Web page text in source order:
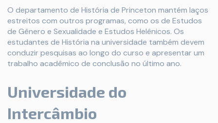
O departamento de História de Princeton mantém laços
estreitos com outros programas, como os de Estudos
de Gênero e Sexualidade e Estudos Helênicos. Os
estudantes de História na universidade também devem
conduzir pesquisas ao longo do curso e apresentar um
trabalho acadêmico de conclusão no último ano.
Universidade do
Intercâmbio